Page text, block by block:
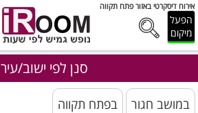
אירוח דיסקרטי באזור פתח תקווה
הפעל
מיקום
סנן לפי ישוב/עיר
במושב חגור בפתח תקווה